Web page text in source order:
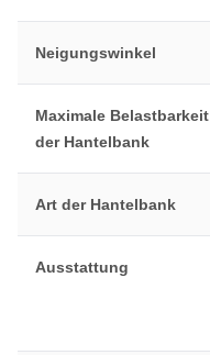
Neigungswinkel
Maximale Belastbarkeit
der Hantelbank
Art der Hantelbank
Ausstattung